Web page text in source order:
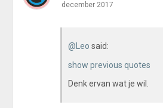
december 2017
@Leo said:
show previous quotes
Denk ervan wat je wil.